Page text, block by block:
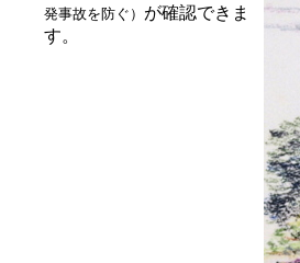
発事故を防ぐ） が確認できま
す。